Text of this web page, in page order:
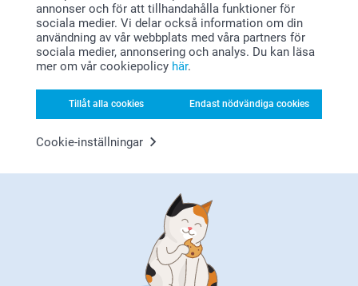
annonser och för att tillhandahålla funktioner för
sociala medier. Vi delar också information om din
användning av vår webbplats med våra partners för
sociala medier, annonsering och analys. Du kan läsa
mer om vår cookiepolicy här.
Tillåt alla cookies Endast nödvändiga cookies
Cookie-inställningar
Kirsi @smartphoto
Malinda,
2023-10-03
och fint tryck
Visa mer
Relaterade produkter
Ryggsäck
3 varianter
429,00